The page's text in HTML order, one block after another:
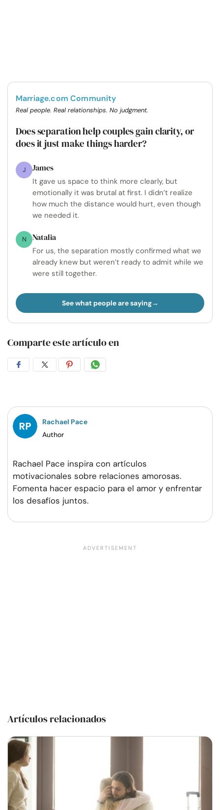
Marriage.com Community
Real people. Real relationships. No judgment.
Does separation help couples gain clarity, or
does it just make things harder?
J James
It gave us space to think more clearly, but
emotionally it was brutal at first. I didn’t realize
how much the distance would hurt, even though
we needed it.
N Natalia
For us, the separation mostly confirmed what we
already knew but weren’t ready to admit while we
were still together.
See what people are saying
Comparte este artículo en
CompartirCompartirCompartirCompartir
Rachael Pace
Author
Rachael Pace inspira con artículos
motivacionales sobre relaciones amorosas.
Fomenta hacer espacio para el amor y enfrentar
los desafíos juntos.
Artículos relacionados